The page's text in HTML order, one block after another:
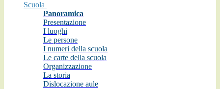
Scuola
Panoramica
Presentazione
I luoghi
Le persone
I numeri della scuola
Le carte della scuola
Organizzazione
La storia
Dislocazione aule